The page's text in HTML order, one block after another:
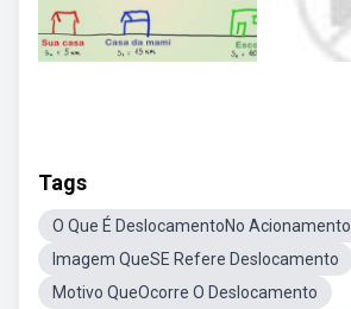
Tags
O Que É DeslocamentoNo Acionamento
Imagem QueSE Refere Deslocamento
Motivo QueOcorre O Deslocamento